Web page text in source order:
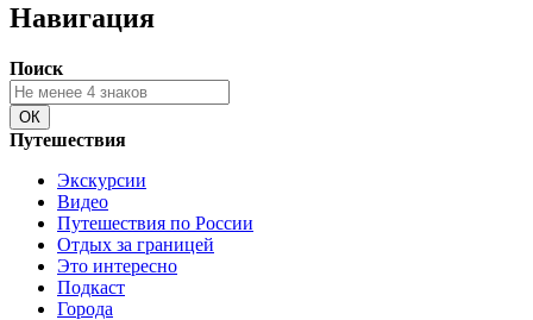
Навигация
Поиск
Путешествия
Экскурсии
Видео
Путешествия по России
Отдых за границей
Это интересно
Подкаст
Города